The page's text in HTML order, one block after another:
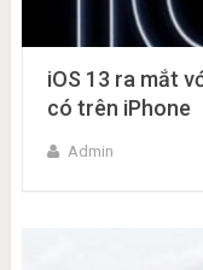
iOS 13 ra mắt
có trên iPhone
Admin